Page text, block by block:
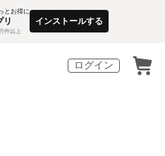
とお得に
リ
件以上
インストールする
ログイン